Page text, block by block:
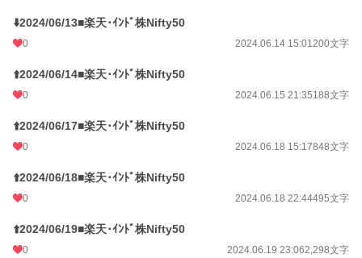
⬇️2024/06/13■楽天･ｲﾝﾄﾞ株Nifty50
0 2024.06.14 15:01200文字
⬆️2024/06/14■楽天･ｲﾝﾄﾞ株Nifty50
0 2024.06.15 21:35188文字
⬆️2024/06/17■楽天･ｲﾝﾄﾞ株Nifty50
0 2024.06.18 15:17848文字
⬆️2024/06/18■楽天･ｲﾝﾄﾞ株Nifty50
0 2024.06.18 22:44495文字
⬆️2024/06/19■楽天･ｲﾝﾄﾞ株Nifty50
0 2024.06.19 23:062,298文字